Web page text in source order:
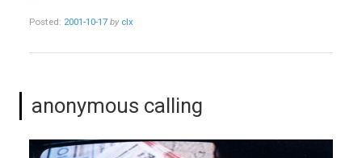
Posted: 2001-10-17 by clx
anonymous calling